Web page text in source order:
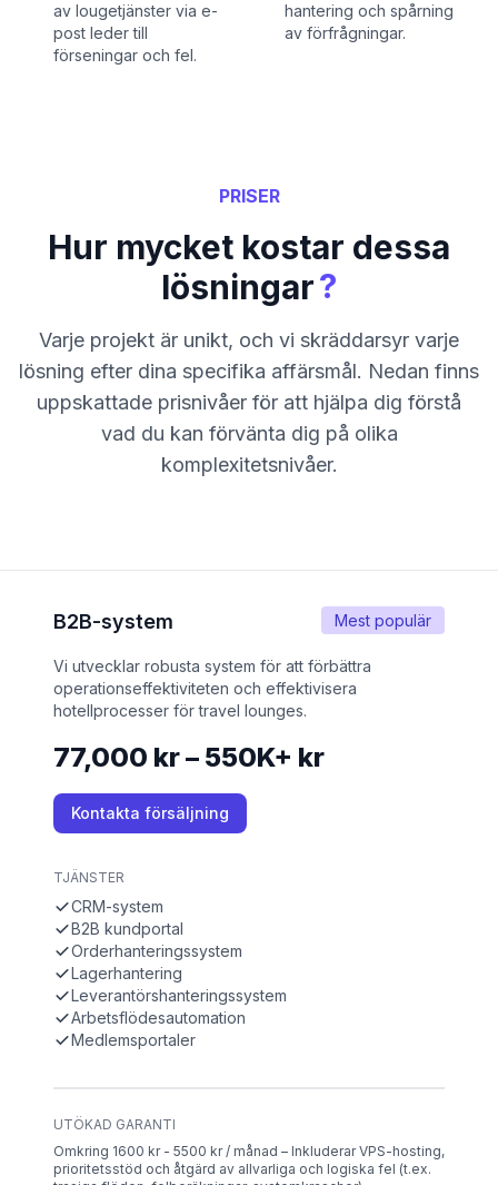
av lougetjänster via e-
post leder till
förseningar och fel.
hantering och spårning
av förfrågningar.
PRISER
Hur mycket kostar dessa
lösningar?
Varje projekt är unikt, och vi skräddarsyr varje
lösning efter dina specifika affärsmål. Nedan finns
uppskattade prisnivåer för att hjälpa dig förstå
vad du kan förvänta dig på olika
komplexitetsnivåer.
Mest populär
B2B-system
Vi utvecklar robusta system för att förbättra
operationseffektiviteten och effektivisera
hotellprocesser för travel lounges.
77,000 kr – 550K+ kr
Kontakta försäljning
TJÄNSTER
CRM-system
B2B kundportal
Orderhanteringssystem
Lagerhantering
Leverantörshanteringssystem
Arbetsflödesautomation
Medlemsportaler
UTÖKAD GARANTI
Omkring 1600 kr - 5500 kr / månad – Inkluderar VPS-hosting,
prioritetsstöd och åtgärd av allvarliga och logiska fel (t.ex.